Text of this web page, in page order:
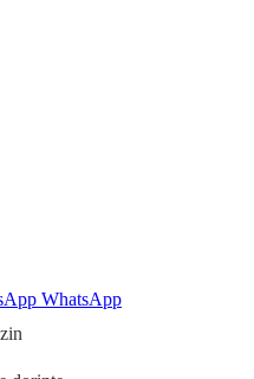
WhatsApp